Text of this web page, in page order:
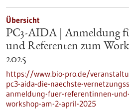
Übersicht
PC3-AIDA | Anmeldung
und Referenten zum
2025
https://www.bio-pro.de/
pc3-aida-die-naechste-
anmeldung-fuer-referentinnen-
workshop-am-2-april-2025